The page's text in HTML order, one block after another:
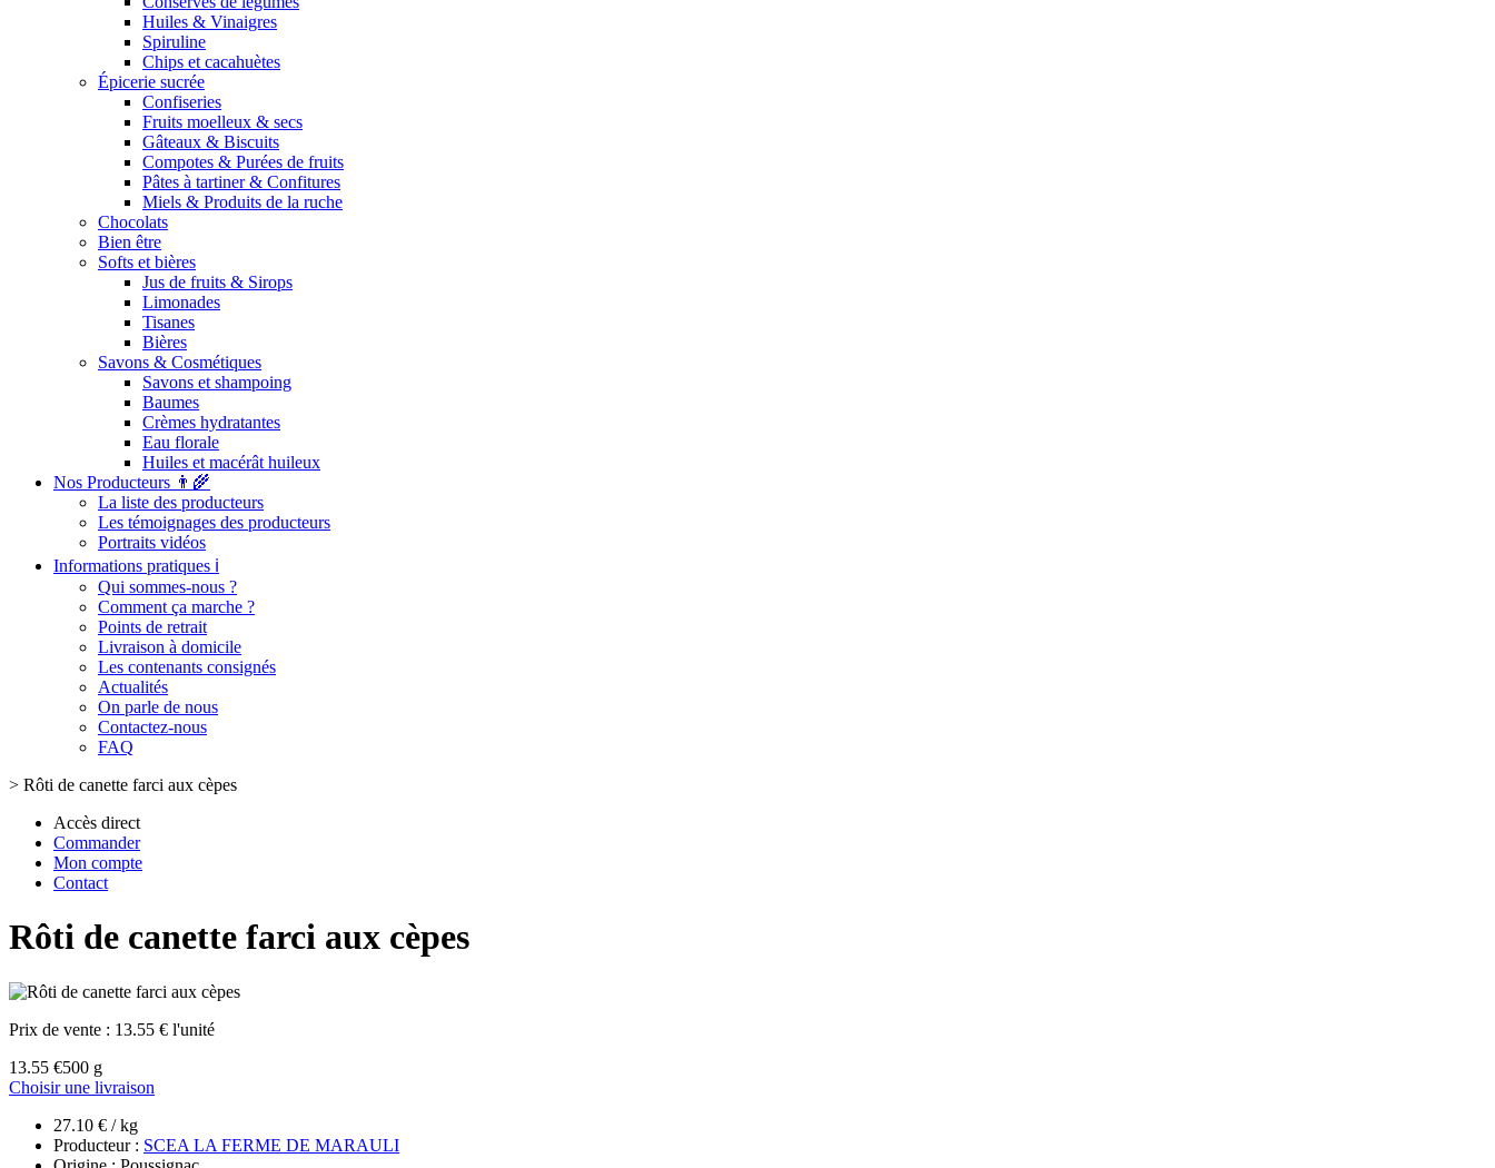
Huiles & Vinaigres
Spiruline
Chips et cacahuètes
Épicerie sucrée
Confiseries
Fruits moelleux & secs
Gâteaux & Biscuits
Compotes & Purées de fruits
Pâtes à tartiner & Confitures
Miels & Produits de la ruche
Chocolats
Bien être
Softs et bières
Jus de fruits & Sirops
Limonades
Tisanes
Bières
Savons & Cosmétiques
Savons et shampoing
Baumes
Crèmes hydratantes
Eau florale
Huiles et macérât huileux
Nos Producteurs 👨‍🌾
La liste des producteurs
Les témoignages des producteurs
Portraits vidéos
Informations pratiques ℹ️
Qui sommes-nous ?
Comment ça marche ?
Points de retrait
Livraison à domicile
Les contenants consignés
Actualités
On parle de nous
Contactez-nous
FAQ
> Rôti de canette farci aux cèpes
Accès direct
Commander
Mon compte
Contact
Rôti de canette farci aux cèpes
Prix de vente : 13.55 € l'unité
13.55 €500 g
Choisir une livraison
27.10 € / kg
Producteur : SCEA LA FERME DE MARAULI